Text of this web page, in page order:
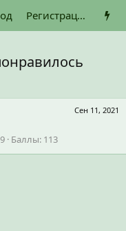
Регистрация
Сен 11, 2021
Баллы 113